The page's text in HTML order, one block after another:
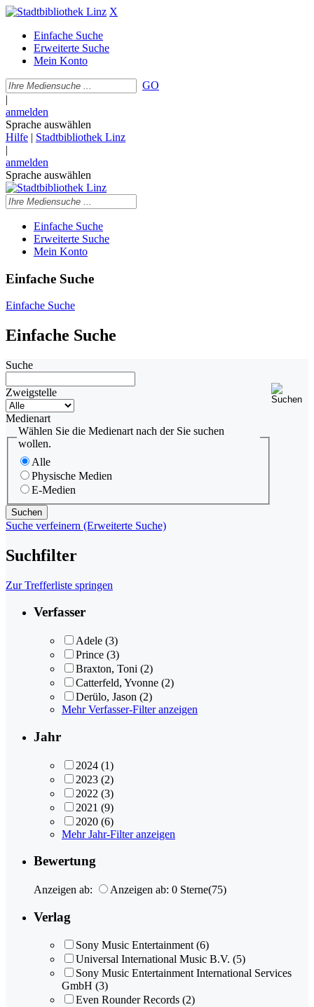
X
Einfache Suche
Erweiterte Suche
Mein Konto
GO
|
anmelden
Sprache auswählen
Hilfe | Stadtbibliothek Linz
|
anmelden
Sprache auswählen
Einfache Suche
Erweiterte Suche
Mein Konto
Einfache Suche
Einfache Suche
Einfache Suche
Suche
Zweigstelle
Medienart
Wählen Sie die Medienart nach der Sie suchen
wollen.
Alle
Physische Medien
E-Medien
Suche verfeinern (Erweiterte Suche)
Suchfilter
Zur Trefferliste springen
Verfasser
Adele (3)
Prince (3)
Braxton, Toni (2)
Catterfeld, Yvonne (2)
Derülo, Jason (2)
Mehr Verfasser-Filter anzeigen
Jahr
2024 (1)
2023 (2)
2022 (3)
2021 (9)
2020 (6)
Mehr Jahr-Filter anzeigen
Bewertung
Anzeigen ab: Anzeigen ab: 0 Sterne(75)
Verlag
Sony Music Entertainment (6)
Universal International Music B.V. (5)
Sony Music Entertainment International Services
GmbH (3)
Even Rounder Records (2)